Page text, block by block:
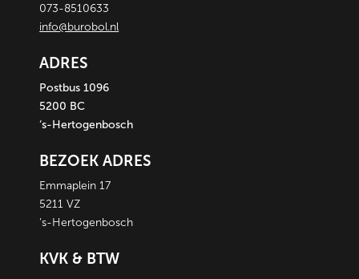
073-8510633
info@burobol.nl
ADRES
Postbus 1096
5200 BC
‘s-Hertogenbosch
BEZOEK ADRES
Emmaplein 17
5211 VZ
‘s-Hertogenbosch
KVK & BTW